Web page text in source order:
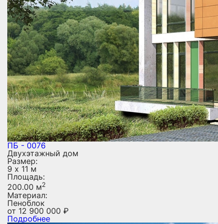
ПБ - 0076
Двухэтажный дом
Размер:
9 х 11 м
Площадь:
200.00 м2
Материал:
Пеноблок
от 12 900 000 ₽
Подробнее